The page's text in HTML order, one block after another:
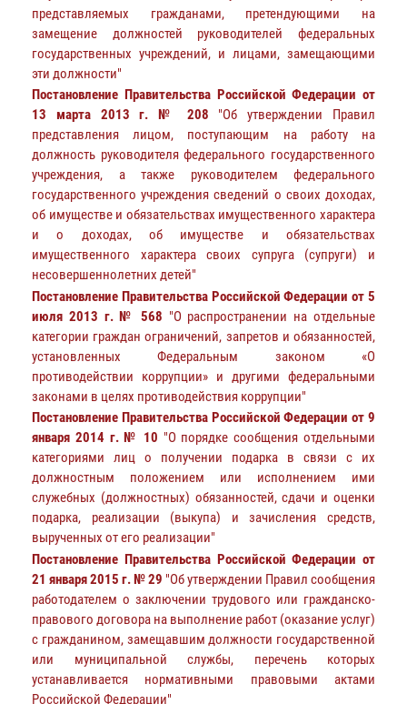
представляемых гражданами, претендующими на
замещение должностей руководителей федеральных
государственных учреждений, и лицами, замещающими
эти должности"
Постановление Правительства Российской Федерации от
13 марта 2013 г. № 208 "Об утверждении Правил
представления лицом, поступающим на работу на
должность руководителя федерального государственного
учреждения, а также руководителем федерального
государственного учреждения сведений о своих доходах,
об имуществе и обязательствах имущественного характера
и о доходах, об имуществе и обязательствах
имущественного характера своих супруга (супруги) и
несовершеннолетних детей"
Постановление Правительства Российской Федерации от 5
июля 2013 г. № 568 "О распространении на отдельные
категории граждан ограничений, запретов и обязанностей,
установленных Федеральным законом «О
противодействии коррупции» и другими федеральными
законами в целях противодействия коррупции"
Постановление Правительства Российской Федерации от 9
января 2014 г. № 10 "О порядке сообщения отдельными
категориями лиц о получении подарка в связи с их
должностным положением или исполнением ими
служебных (должностных) обязанностей, сдачи и оценки
подарка, реализации (выкупа) и зачисления средств,
вырученных от его реализации"
Постановление Правительства Российской Федерации от
21 января 2015 г. № 29 "Об утверждении Правил сообщения
работодателем о заключении трудового или гражданско-
правового договора на выполнение работ (оказание услуг)
с гражданином, замещавшим должности государственной
или муниципальной службы, перечень которых
устанавливается нормативными правовыми актами
Российской Федерации"